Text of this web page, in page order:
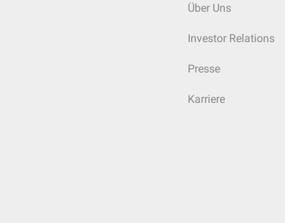
Über Uns
Investor Relations
Presse
Karriere